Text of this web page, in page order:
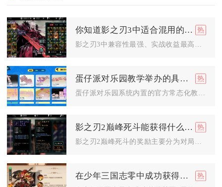
你知道影之刃3中适合混用的心法吗
蛋仔派对乐园教学举办的具体地点是哪里
影之刃2巅峰死斗能获得什么奖励
在少年三国志零中成功获得关羽4星的秘诀是什么